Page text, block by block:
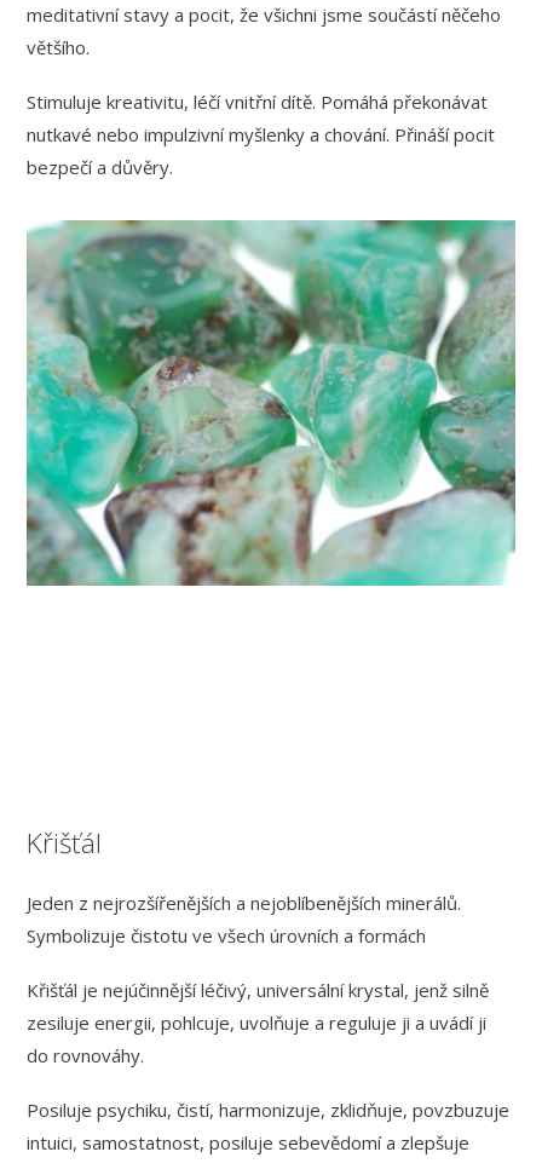
meditativní stavy a pocit, že všichni jsme součástí něčeho
většího.
Stimuluje kreativitu, léčí vnitřní dítě. Pomáhá překonávat
nutkavé nebo impulzivní myšlenky a chování. Přináší pocit
bezpečí a důvěry.
Křišťál
Jeden z nejrozšířenějších a nejoblíbenějších minerálů.
Symbolizuje čistotu ve všech úrovních a formách
Křišťál je nejúčinnější léčivý, universální krystal, jenž silně
zesiluje energii, pohlcuje, uvolňuje a reguluje ji a uvádí ji
do rovnováhy.
Posiluje psychiku,čistí, harmonizuje, zklidňuje, povzbuzuje
intuici, samostatnost, posiluje sebevědomía zlepšuje